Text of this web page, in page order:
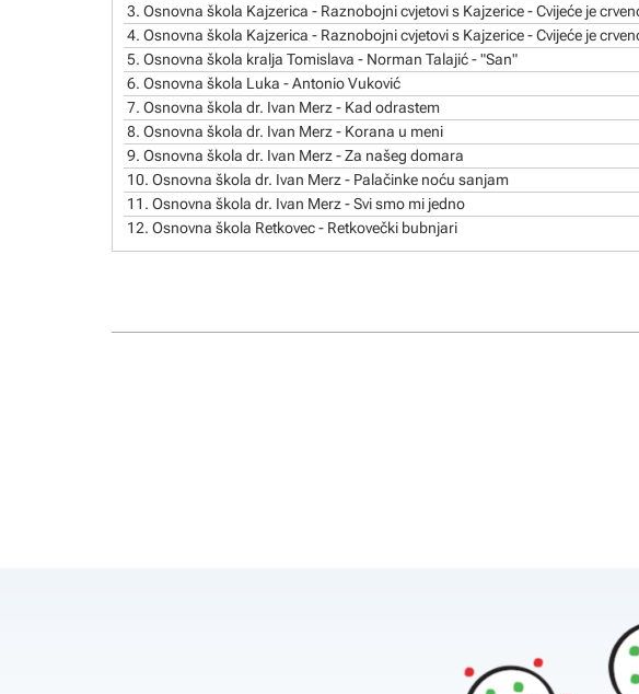
3. Osnovna škola Kajzerica - Raznobojni cvjetovi s Kajzerice - Cvijeće je
4. Osnovna škola Kajzerica - Raznobojni cvjetovi s Kajzerice - Cvijeće je
5. Osnovna škola kralja Tomislava - Norman Talajić - "San"
6. Osnovna škola Luka - Antonio Vuković
7. Osnovna škola dr. Ivan Merz - Kad odrastem
8. Osnovna škola dr. Ivan Merz - Korana u meni
9. Osnovna škola dr. Ivan Merz - Za našeg domara
10. Osnovna škola dr. Ivan Merz - Palačinke noću sanjam
11. Osnovna škola dr. Ivan Merz - Svi smo mi jedno
12. Osnovna škola Retkovec - Retkovečki bubnjari